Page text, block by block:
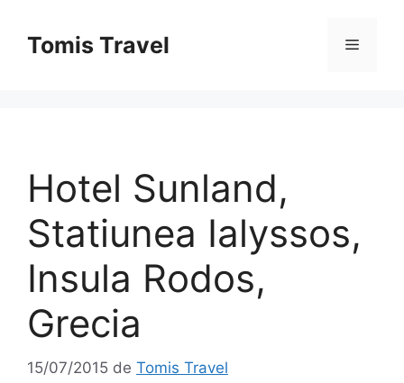
conținutTomis Travel Meniu
Hotel Sunland,
Statiunea Ialyssos,
Insula Rodos,
Grecia
15/07/2015 de Tomis Travel